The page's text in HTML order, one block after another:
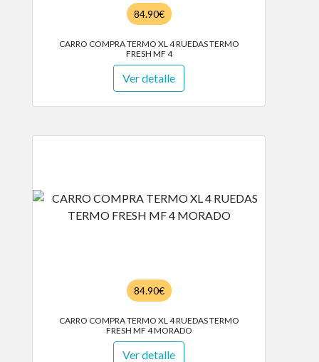
84.90€
CARRO COMPRA TERMO XL 4 RUEDAS TERMO
FRESH MF 4
Ver detalle
84.90€
CARRO COMPRA TERMO XL 4 RUEDAS TERMO
FRESH MF 4 MORADO
Ver detalle